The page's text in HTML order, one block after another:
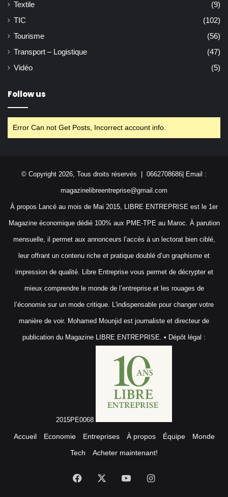
Textile
(9)
TIC
(102)
Tourisme
(56)
Transport – Logistique
(47)
Vidéo
(5)
Follow us
Error Can not Get Posts, Incorrect account info.
© Copyright 2026, Tous droits réservés | 0662708686| Email :
magazinelibreentreprise@gmail.com
À propos Lancé au mois de Mai 2015, LIBRE ENTREPRISE est le 1er
Magazine économique dédié 100% aux PME-TPE au Maroc. À parution
mensuelle, il permet aux annonceurs l’accès à un lectorat bien ciblé,
leur offrant un contenu riche et pratique doublé d’un graphisme et
impression de qualité. Libre Entreprise vous permet de décrypter et
mieux comprendre le monde de l’entreprise et les rouages de
l’économie sur un mode critique. L'indispensable pour changer votre
manière de voir. Mohamed Mounjid est journaliste et directeur de
publication du Magazine LIBRE ENTREPRISE. • Dépôt légal :
2015PE0068
Accueil Economie Entreprises À propos Équipe
Monde
Tech
Acheter maintenant!
Facebook YouTubeInstagram